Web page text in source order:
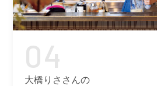
04
大橋りささんの